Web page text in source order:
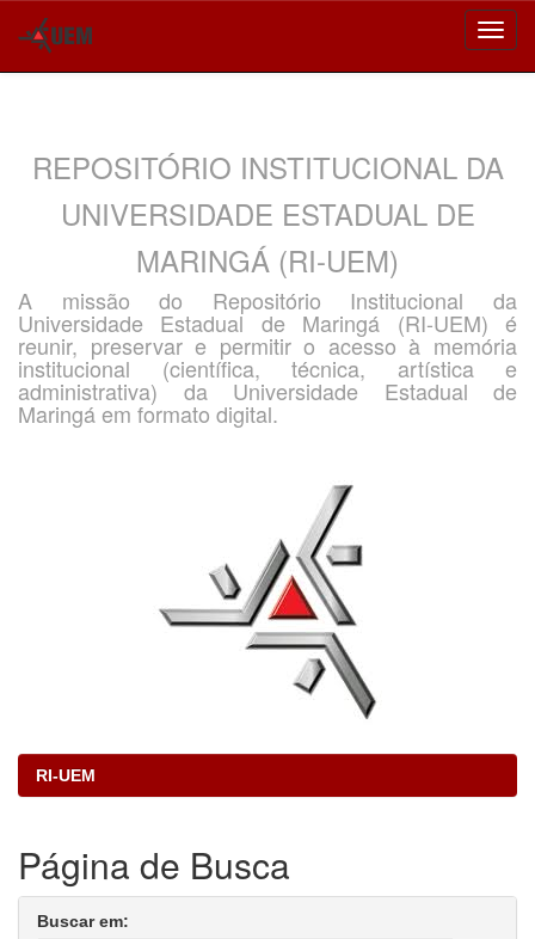
REPOSITÓRIO INSTITUCIONAL DA
UNIVERSIDADE ESTADUAL DE
MARINGÁ (RI-UEM)
A missão do Repositório Institucional da
Universidade Estadual de Maringá (RI-UEM) é
reunir, preservar e permitir o acesso à memória
institucional (científica, técnica, artística e
administrativa) da Universidade Estadual de
Maringá em formato digital.
RI-UEM
Página de Busca
Buscar em: